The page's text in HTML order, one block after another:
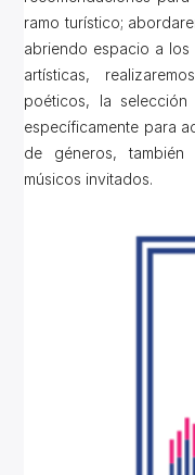
ramo turístico;
abriendo espacio a
artísticas,
poéticos, la
específicamente para
de géneros, también
músicos invitados.